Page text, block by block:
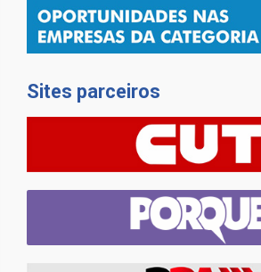
Sites parceiros